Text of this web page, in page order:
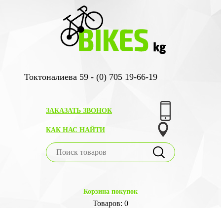
Токтоналиева 59 - (0) 705 19-66-19
ЗАКАЗАТЬ ЗВОНОК
КАК НАС НАЙТИ
Корзина покупок
Товаров: 0